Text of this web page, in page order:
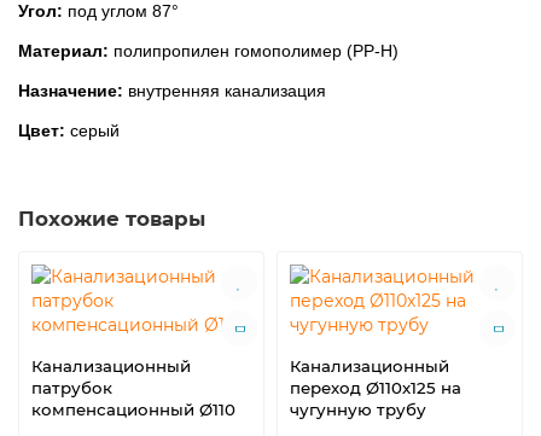
Угол: под углом 87°
Материал: полипропилен гомополимер (PP-H)
Назначение: внутренняя канализация
Цвет: серый
Похожие товары
Канализационный
патрубок
компенсационный Ø110
Канализационный
переход Ø110х125 на
чугунную трубу